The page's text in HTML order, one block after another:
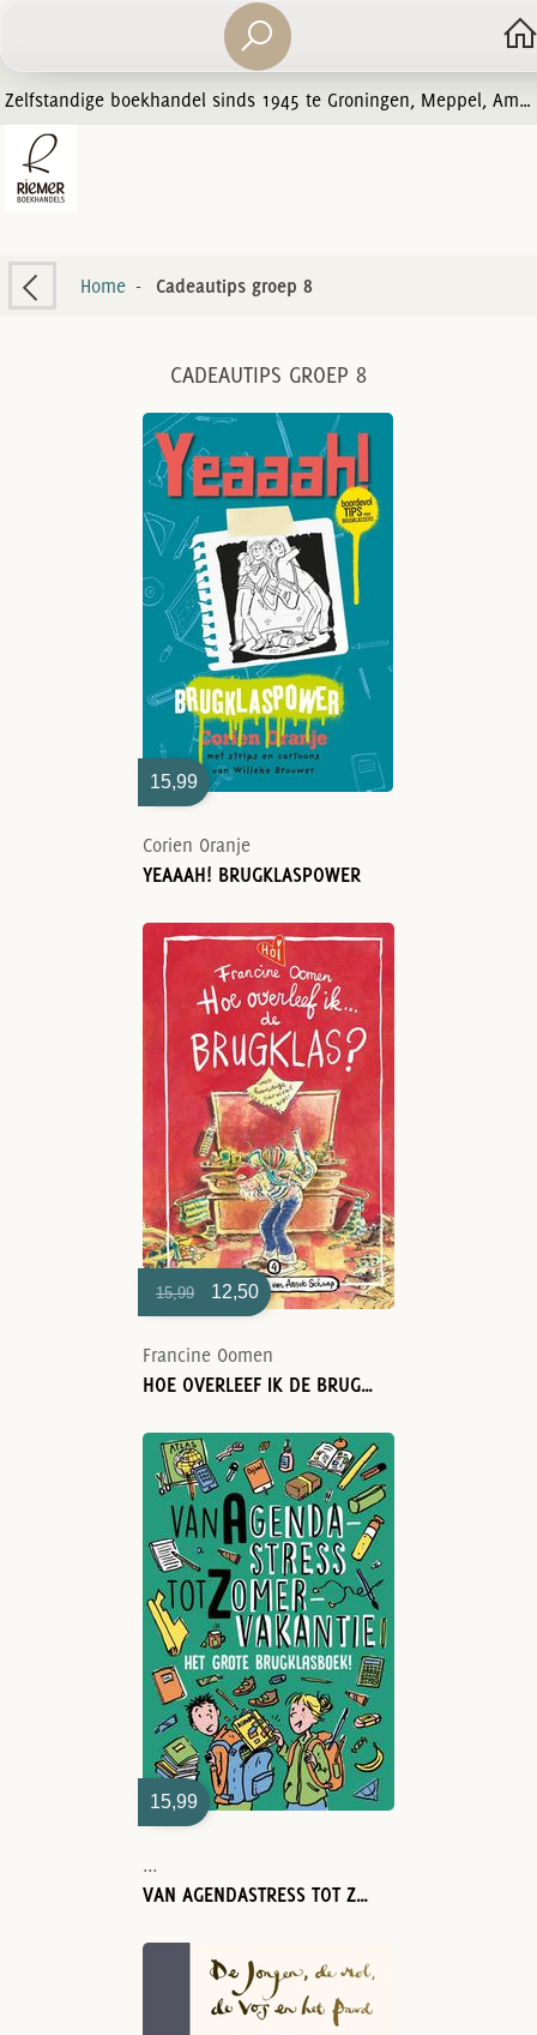
Zelfstandige boekhandel sinds 1945 te Groningen, Meppel, Amersfoort en Zwolle
Home- Cadeautips groep 8
CADEAUTIPS GROEP 8
15,99
Corien Oranje
YEAAAH! BRUGKLASPOWER
15,99 12,50
Francine Oomen
HOE OVERLEEF IK DE BRUGKLAS?
15,99
...
VAN AGENDASTRESS TOT ZOMERVAKANTIE